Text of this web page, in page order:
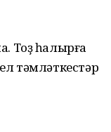
Тоҙ һалырға
тәмләткестәр